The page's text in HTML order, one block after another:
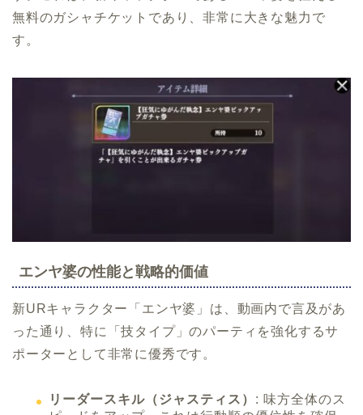
無料のガシャチケットであり、非常に大きな魅力で
す。
エンヤ婆の性能と戦略的価値
新URキャラクター「エンヤ婆」は、動画内で言及があ
った通り、特に「技タイプ」のパーティを強化するサ
ポーターとして非常に優秀です。
リーダースキル（ジャスティス） : 味方全体のス